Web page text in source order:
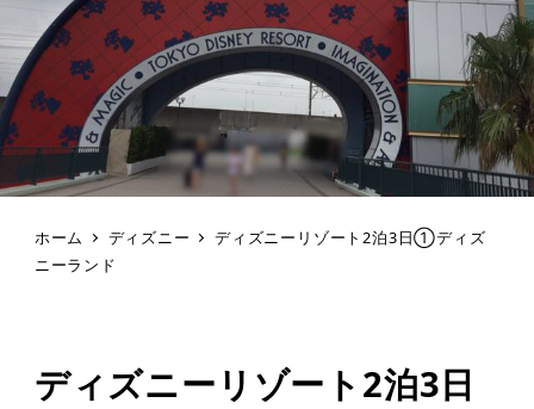
ホーム ディズニー
ディズニーリゾート2泊3日①ディズ
ニーランド
ディズニーリゾート2泊3日